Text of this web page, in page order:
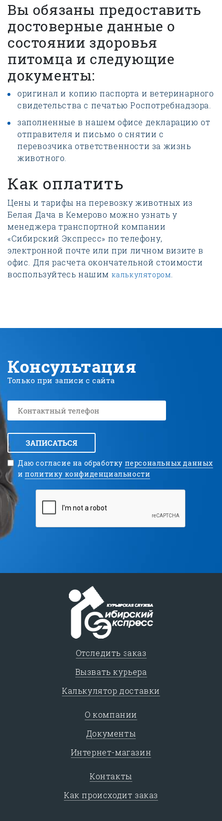
Вы обязаны предоставить
достоверные данные о
состоянии здоровья
питомца и следующие
документы:
оригинал и копию паспорта и ветеринарного
свидетельства с печатью Роспотребнадзора.
заполненные в нашем офисе декларацию от
отправителя и письмо о снятии с
перевозчика ответственности за жизнь
животного.
Как оплатить
Цены и тарифы на перевозку животных из
Белая Дача в Кемерово можно узнать у
менеджера транспортной компании
«Сибирский Экспресс» по телефону,
электронной почте или при личном визите в
офис. Для расчета окончательной стоимости
воспользуйтесь нашим калькулятором
Консультация
Только при записи с сайта
ЗАПИСАТЬСЯ
Даю согласие на обработку персональных данных
иполитику конфиденциальности
Отследить заказ
Вызвать курьера
Калькулятор доставки
О компании
Документы
Интернет-магазин
Контакты
Как происходит заказ